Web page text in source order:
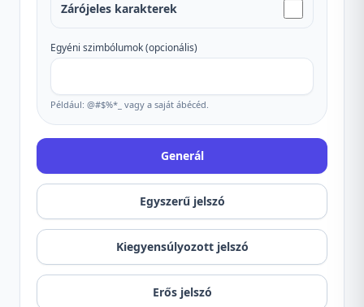
Zárójeles karakterek
Egyéni szimbólumok (opcionális)
Például: @#$%*_ vagy a saját ábécéd.
Generál
Egyszerű jelszó
Kiegyensúlyozott jelszó
Erős jelszó